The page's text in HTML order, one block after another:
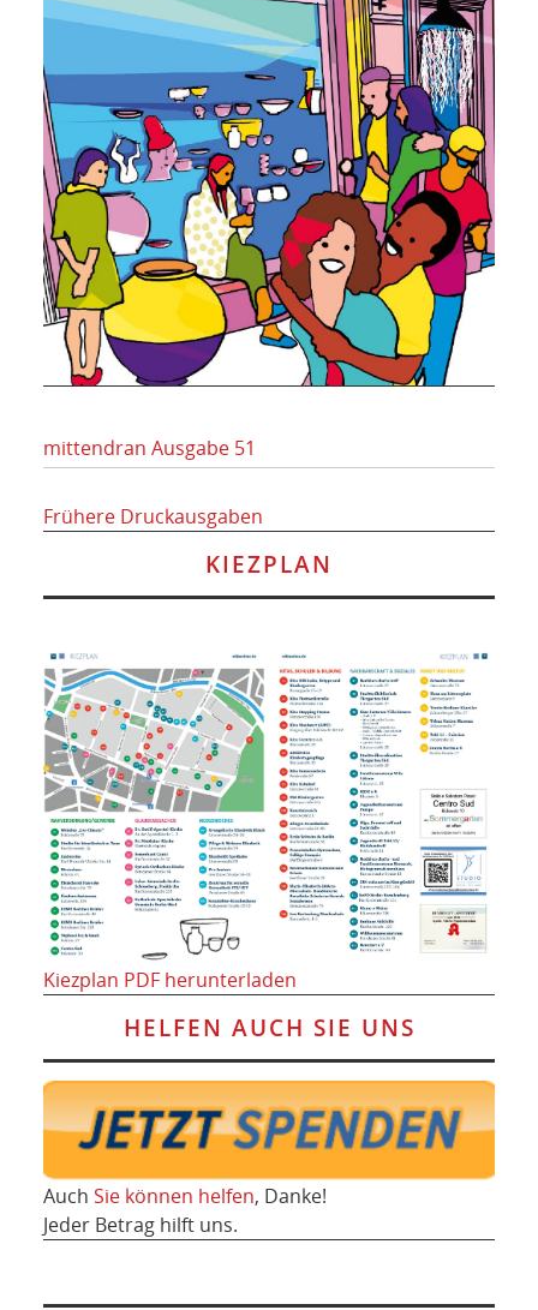
mittendran Ausgabe 51
Frühere Druckausgaben
KIEZPLAN
Kiezplan PDF herunterladen
HELFEN AUCH SIE UNS
Auch Sie können helfen, Danke!
Jeder Betrag hilft uns.